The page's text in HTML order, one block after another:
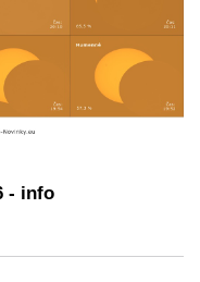
- info